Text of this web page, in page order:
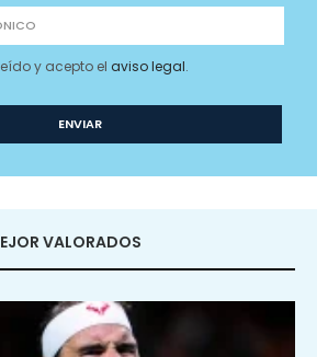
y acepto el aviso legal.
VALORADOS